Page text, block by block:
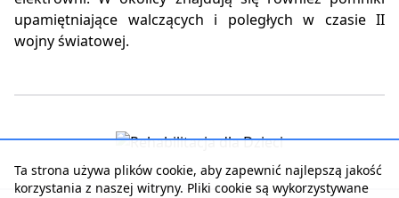
upamiętniające walczących i poległych w czasie II
wojny światowej.
Ta strona używa plików cookie, aby zapewnić najlepszą jakość
korzystania z naszej witryny. Pliki cookie są wykorzystywane